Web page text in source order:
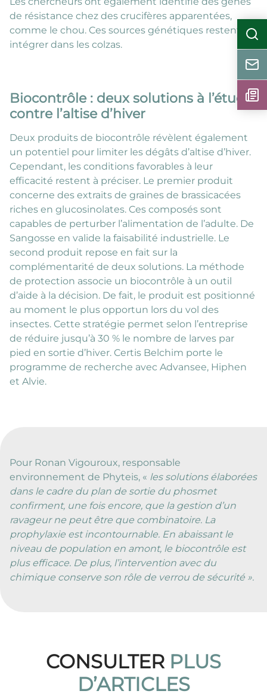
de résistance chez des crucifères apparentées,
comme le chou. Ces sources génétiques restent à
intégrer dans les colzas.
Biocontrôle : deux solutions à l’étude
contre l’altise d’hiver
Deux produits de biocontrôle révèlent également
un potentiel pour limiter les dégâts d’altise d’hiver.
Cependant, les conditions favorables à leur
efficacité restent à préciser. Le premier produit
concerne des extraits de graines de brassicacées
riches en glucosinolates. Ces composés sont
capables de perturber l’alimentation de l’adulte. De
Sangosse en valide la faisabilité industrielle. Le
second produit repose en fait sur la
complémentarité de deux solutions. La méthode
de protection associe un biocontrôle à un outil
d’aide à la décision. De fait, le produit est positionné
au moment le plus opportun lors du vol des
insectes. Cette stratégie permet selon l’entreprise
de réduire jusqu’à 30 % le nombre de larves par
pied en sortie d’hiver. Certis Belchim porte le
programme de recherche avec Advansee, Hiphen
et Alvie.
Pour Ronan Vigouroux, responsable
environnement de Phyteis, « les solutions élaborées
dans le cadre du plan de sortie du phosmet
confirment, une fois encore, que la gestion d’un
ravageur ne peut être que combinatoire. La
prophylaxie est incontournable. En abaissant le
niveau de population en amont, le biocontrôle est
plus efficace. De plus, l’intervention avec du
chimique conserve son rôle de verrou de sécurité ».
CONSULTER PLUS
D’ARTICLES